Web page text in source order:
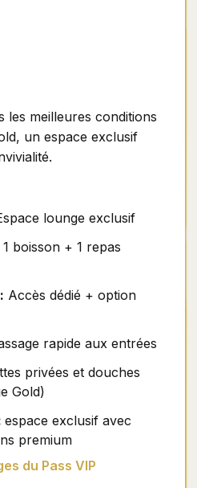
les meilleures conditions
un espace exclusif
lounge exclusif
1 boisson + 1 repas
Accès dédié + option
rapide aux entrées
privées et douches
Gold)
espace exclusif avec
premium
du Pass VIP